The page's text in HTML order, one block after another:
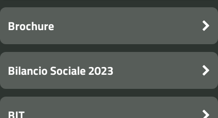
Brochure
Bilancio Sociale 2023